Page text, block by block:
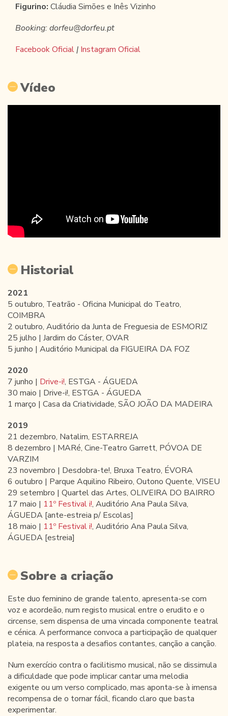
Figurino: Cláudia Simões e Inês Vizinho
Booking: dorfeu@dorfeu.pt
Facebook Oficial| Instagram Oficial
Vídeo
Historial
2021
5 outubro, Teatrão - Oficina Municipal do Teatro,
COIMBRA
2 outubro, Auditório da Junta de Freguesia de ESMORIZ
25 julho | Jardim do Cáster, OVAR
5 junho | Auditório Municipal da FIGUEIRA DA FOZ
2020
7 junho | Drive-i!, ESTGA - ÁGUEDA
30 maio | Drive-i!, ESTGA - ÁGUEDA
1 março | Casa da Criatividade, SÃO JOÃO DA MADEIRA
2019
21 dezembro, Natalim, ESTARREJA
8 dezembro | MARé, Cine-Teatro Garrett, PÓVOA DE
VARZIM
23 novembro | Desdobra-te!, Bruxa Teatro, ÉVORA
6 outubro | Parque Aquilino Ribeiro, Outono Quente, VISEU
29 setembro | Quartel das Artes, OLIVEIRA DO BAIRRO
17 maio | 11º Festival i!, Auditório Ana Paula Silva,
ÁGUEDA [ante-estreia p/ Escolas]
18 maio | 11º Festival i!, Auditório Ana Paula Silva,
ÁGUEDA [estreia]
Sobre a criação
Este duo feminino de grande talento, apresenta-se com
voz e acordeão, num registo musical entre o erudito e o
circense, sem dispensa de uma vincada componente teatral
e cénica. A performance convoca a participação de qualquer
plateia, na resposta a desafios contantes, canção a canção.
Num exercício contra o facilitismo musical, não se dissimula
a dificuldade que pode implicar cantar uma melodia
exigente ou um verso complicado, mas aponta-se à imensa
recompensa de o tornar fácil, ficando claro que basta
experimentar.